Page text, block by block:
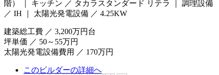
階） ｜ キッチン ／ タカラスタンダード リテラ ｜ 調理設備
／ IH ｜ 太陽光発電設備 ／ 4.25KW
建築総工費 ／ 3,200万円台
坪単価 ／ 50～55万円
太陽光発電設備費用 ／ 170万円
このビルダーの詳細へ